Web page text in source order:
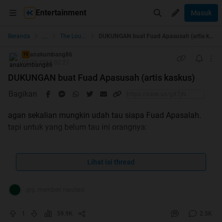
Entertainment Masuk
Beranda ... The Lounge
TS anakumbang86
02-08-2010 02:21
DUKUNGAN buat Fuad Apasusah (artis kaskus)
Bagikan
agan sekalian mungkin udah tau siapa Fuad Apasalah.
tapi untuk yang belum tau ini orangnya:
Spoilerforfuad:
Spoiler
Lihat isi thread
59.9K 2.5K